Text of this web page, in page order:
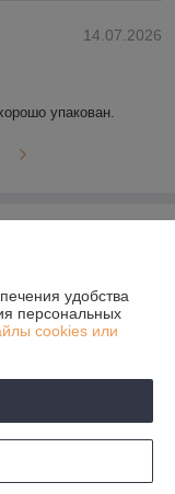
14.07.2026
упакован.
удобства
персональных
cookies или